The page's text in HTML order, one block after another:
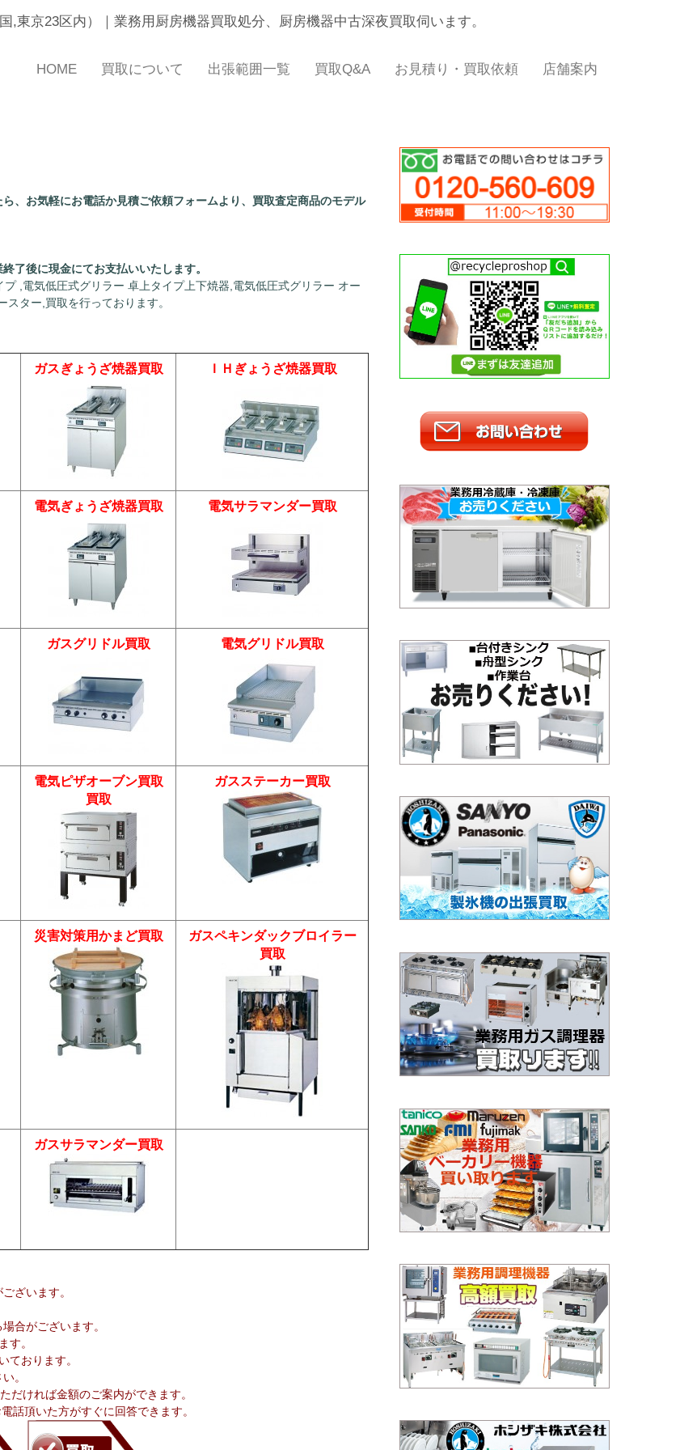
,東京23区内）｜業務用厨房機器買取処分、厨房機器中古深夜買取伺います。
HOME 買取について 出張範囲一覧 買取Q&A お見積り・買取依頼 店舗案内
、お気軽にお電話か見積ご依頼フォームより、買取査定商品のモデル
了後に現金にてお支払いいたします。
,電気低圧式グリラー 卓上タイプ上下焼器,電気低圧式グリラー オー
ター,買取を行っております。
ガスぎょうざ焼器買取 ＩＨぎょうざ焼器買取
電気ぎょうざ焼器買取 電気サラマンダー買取
ガスグリドル買取 電気グリドル買取
電気ピザオーブン買取
買取
ガスステーカー買取
災害対策用かまど買取
ガスペキンダックブロイラー
買取
ガスサラマンダー買取
ざいます。
合がございます。
す。
ております。
。
だければ金額のご案内ができます。
話頂いた方がすぐに回答できます。